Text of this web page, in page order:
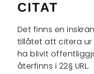
CITAT
Det finns en
tillåtet att citera ur
ha blivit
återfinns i 22§ URL.